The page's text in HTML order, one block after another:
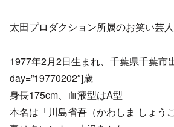
太田プロダクション所属のお笑い芸人
1977年2月2日生まれ、千葉県千葉市
day=”19770202″]歳
身長175cm、血液型はA型
本名は「川島省吾（かわしま しょう